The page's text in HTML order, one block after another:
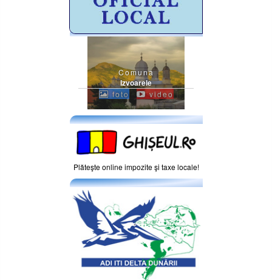
Comuna
Izvoarele
foto video
Plăteşte online impozite şi taxe locale!